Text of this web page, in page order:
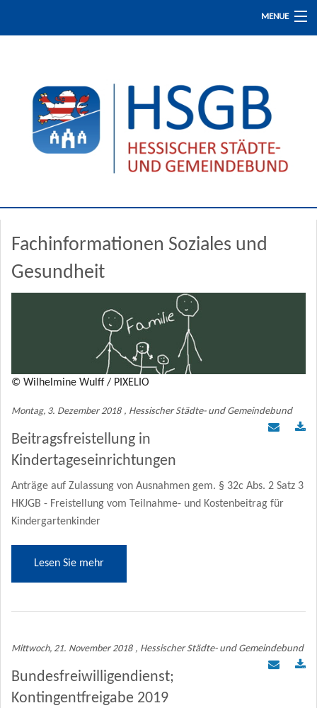
MENUE
Presse / Aktuelles
Der HSGB
KOMMUNAL Beratung
Fachinformationen Soziales und
Gesundheit
© Wilhelmine Wulff / PIXELIO
Montag, 3. Dezember 2018 , Hessischer Städte- und Gemeindebund
Beitragsfreistellung in
Kindertageseinrichtungen
Anträge auf Zulassung von Ausnahmen gem. § 32c Abs. 2 Satz 3
HKJGB - Freistellung vom Teilnahme- und Kostenbeitrag für
Kindergartenkinder
Lesen Sie mehr
Mittwoch, 21. November 2018 , Hessischer Städte- und Gemeindebund
Bundesfreiwilligendienst;
Kontingentfreigabe 2019